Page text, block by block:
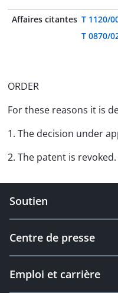
Affaires citantes T 1120/
T 0870/
ORDER
For these reasons it is
1. The decision under
2. The patent is revoked.
Soutien
Centre de presse
Emploi et carrière